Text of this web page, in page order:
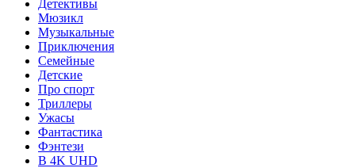
Детективы
Мюзикл
Музыкальные
Приключения
Семейные
Детские
Про спорт
Триллеры
Ужасы
Фантастика
Фэнтези
В 4K UHD